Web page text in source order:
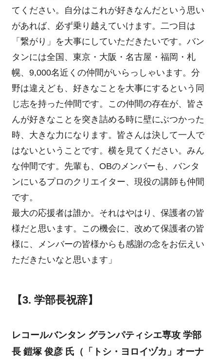
てください。自分はこれが好きなんだという思い
があれば、必ず乗り越えていけます。二つ目は
「繋がり」を大事にしていただきたいです。バン
タンには全国、東京・大阪・名古屋・福岡・札
幌、9,000名近くの仲間がいらっしゃいます。分
野は違えども、好きなことを大事にするという同
じ志を持った仲間です。この仲間の存在が、皆さ
んが好きなことを突き詰める時に壁にぶつかった
時、大きな力になります。皆さんは決して一人で
はないということです。横を見てください。みん
な仲間です。先輩も、OBのメンバーも、バンタ
ンにいるプロのクリエイター、現役の講師も仲間
です。
最大の応援者は誰か。それはやはり、保護者の皆
様だと思います。この機会に、改めて保護者の皆
様に、メンバーの皆様からも感謝の念をお伝えい
ただきたいなと思います」
【3. 学部長祝辞】
レコールバンタン グランパティシエ専攻 学部
長 鎧塚 俊彦 氏（「トシ・ヨロイヅカ」オーナ